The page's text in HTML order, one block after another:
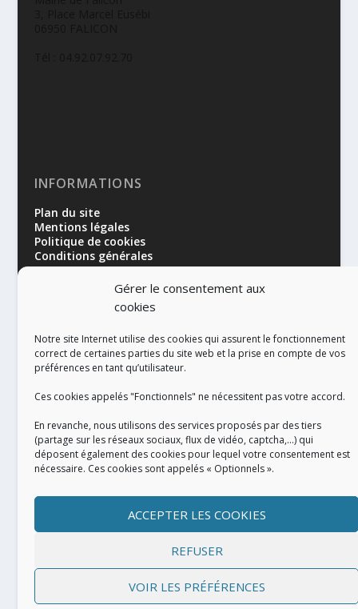
Gérer le consentement aux
cookies
Notre site Internet utilise des cookies qui assurent le fonctionnement
correct de certaines parties du site web et la prise en compte de vos
préférences en tant qu’utilisateur.
Ces cookies appelés "Fonctionnels" ne nécessitent pas votre accord.
En revanche, nous utilisons des services proposés par des tiers
(partage sur les réseaux sociaux, flux de vidéo, captcha,...) qui
déposent également des cookies pour lequel votre consentement est
nécessaire. Ces cookies sont appelés « Optionnels ».
ACCEPTER LES COOKIES
REFUSER
VOIR LES PRÉFÉRENCES
INFORMATIONS
Plan du site
Mentions légales
Politique de cookies
Conditions générales